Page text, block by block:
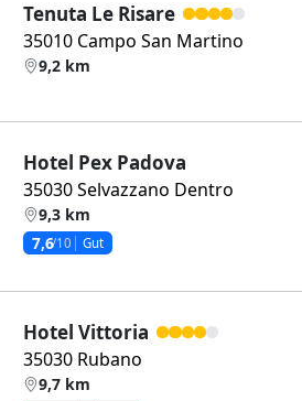
Tenuta Le Risare
35010 Campo San Martino
9,2 km
Hotel Pex Padova
35030 Selvazzano Dentro
9,3 km
7,6/10 Gut
Hotel Vittoria
35030 Rubano
9,7 km